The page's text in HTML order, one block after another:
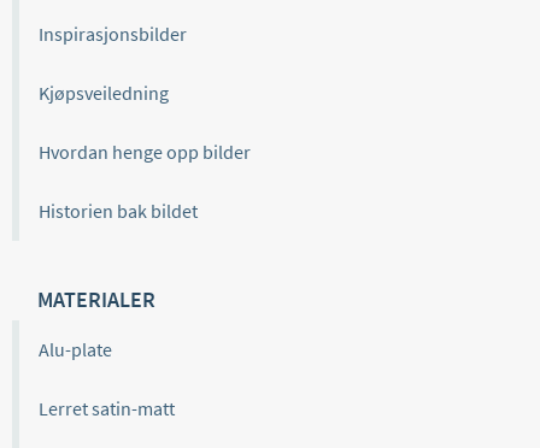
Inspirasjonsbilder
Kjøpsveiledning
Hvordan henge opp bilder
Historien bak bildet
MATERIALER
Alu-plate
Lerret satin-matt